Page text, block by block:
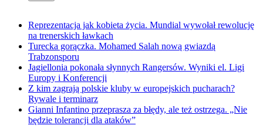
Reprezentacja jak kobieta życia. Mundial wywołał rewolucję
na trenerskich ławkach
Turecka gorączka. Mohamed Salah nową gwiazdą
Trabzonsporu
Jagiellonia pokonała słynnych Rangersów. Wyniki el. Ligi
Europy i Konferencji
Z kim zagrają polskie kluby w europejskich pucharach?
Rywale i terminarz
Gianni Infantino przeprasza za błędy, ale też ostrzega. „Nie
będzie tolerancji dla ataków”